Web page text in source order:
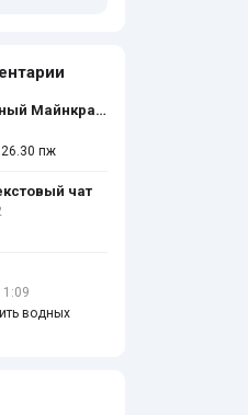
Текстуры: Упрощенный Майнкрафт
пж
чат
1:09
водных